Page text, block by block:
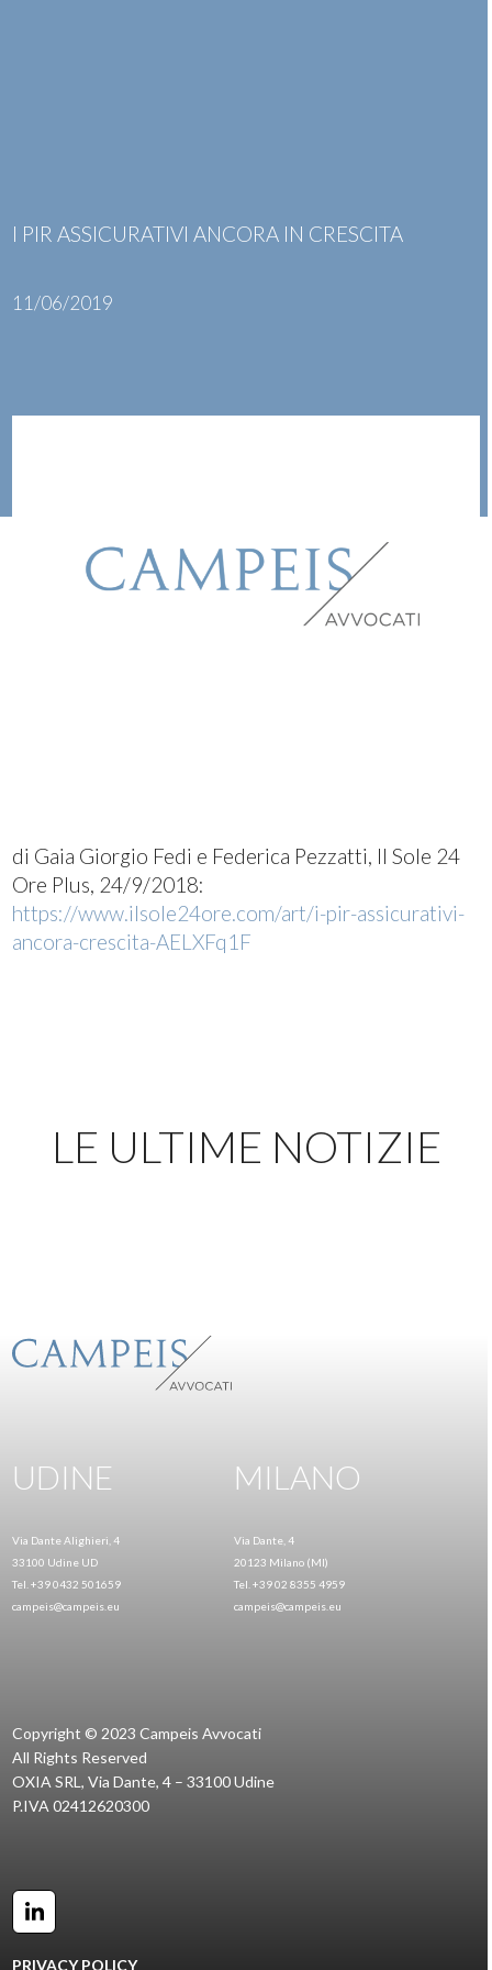
I PIR ASSICURATIVI ANCORA IN CRESCITA
11/06/2019
di Gaia Giorgio Fedi e Federica Pezzatti, Il Sole 24
Ore Plus, 24/9/2018:
https://www.ilsole24ore.com/art/i-pir-assicurativi-
ancora-crescita-AELXFq1F
LE ULTIME NOTIZIE
UDINE
Via Dante Alighieri, 4
33100 Udine UD
Tel. +39 0432 501659
campeis@campeis.eu
MILANO
Via Dante, 4
20123 Milano (MI)
Tel. +39 02 8355 4959
campeis@campeis.eu
Copyright © 2023 Campeis Avvocati
All Rights Reserved
OXIA SRL, Via Dante, 4 – 33100 Udine
P.IVA 02412620300
LinkedIn
PRIVACY POLICY